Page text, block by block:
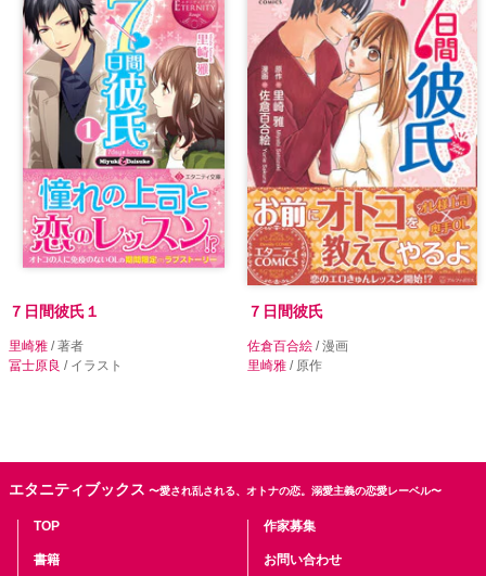
７日間彼氏１
里崎雅 / 著者
冨士原良 / イラスト
７日間彼氏
佐倉百合絵 / 漫画
里崎雅 / 原作
エタニティブックス 〜愛され乱される、オトナの恋。溺愛主義の恋愛レーベル〜
TOP
書籍
作家募集
お問い合わせ